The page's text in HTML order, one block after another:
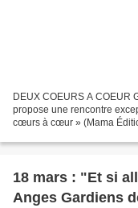
DEUX COEURS A COEUR
propose une rencontre
cœurs à cœur » (Mama
18 mars : "Et si
Anges Gardiens